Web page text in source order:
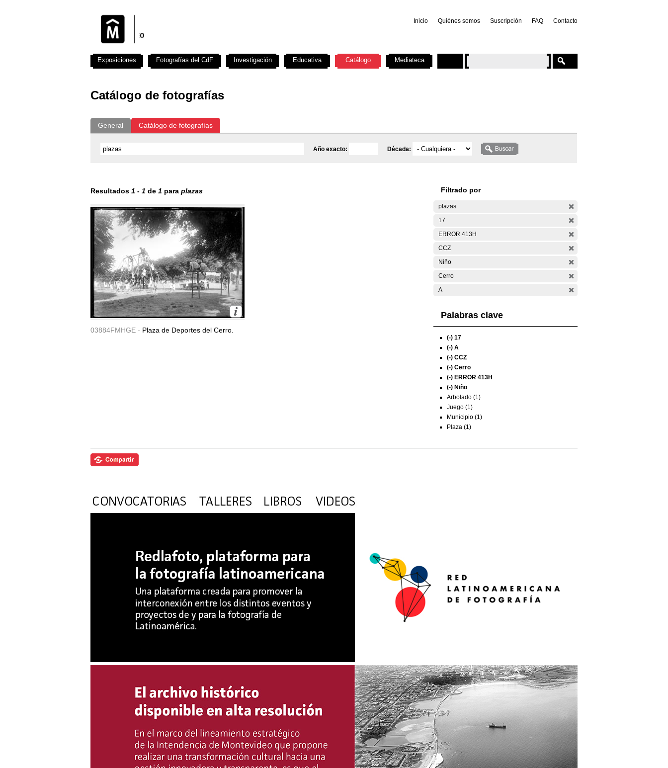
Inicio Quiénes somos Suscripción FAQ Contacto
Catálogo de fotografías
General Catálogo de fotografías
Año exacto: Década:
Resultados 1 - 1 de 1 para plazas
03884FMHGE - Plaza de Deportes del Cerro.
Filtrado por
plazas
17
ERROR 413H
CCZ
Niño
Cerro
A
Palabras clave
(-) 17
(-) A
(-) CCZ
(-) Cerro
(-) ERROR 413H
(-) Niño
Arbolado (1)
Juego (1)
Municipio (1)
Plaza (1)
Exposiciones Fotografías del CdF Investigación Educativa Catálogo Mediateca